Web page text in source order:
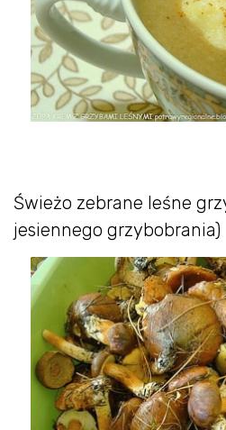
Świeżo zebrane leśne
jesiennego grzybobrania)